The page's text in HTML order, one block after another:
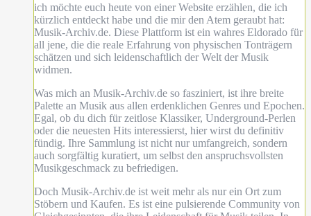
ich möchte euch heute von einer Website erzählen, die ich
kürzlich entdeckt habe und die mir den Atem geraubt hat:
Musik-Archiv.de. Diese Plattform ist ein wahres Eldorado für
all jene, die die reale Erfahrung von physischen Tonträgern
schätzen und sich leidenschaftlich der Welt der Musik
widmen.
Was mich an Musik-Archiv.de so fasziniert, ist ihre breite
Palette an Musik aus allen erdenklichen Genres und Epochen.
Egal, ob du dich für zeitlose Klassiker, Underground-Perlen
oder die neuesten Hits interessierst, hier wirst du definitiv
fündig. Ihre Sammlung ist nicht nur umfangreich, sondern
auch sorgfältig kuratiert, um selbst den anspruchsvollsten
Musikgeschmack zu befriedigen.
Doch Musik-Archiv.de ist weit mehr als nur ein Ort zum
Stöbern und Kaufen. Es ist eine pulsierende Community von